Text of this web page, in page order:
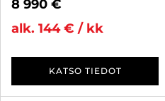
8 990 €
alk. 144 € / kk
KATSO TIEDOT